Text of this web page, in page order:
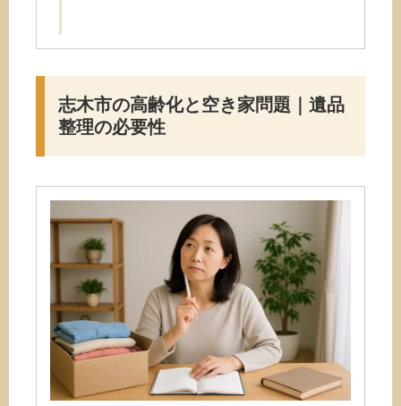
志木市の高齢化と空き家問題｜遺品
整理の必要性